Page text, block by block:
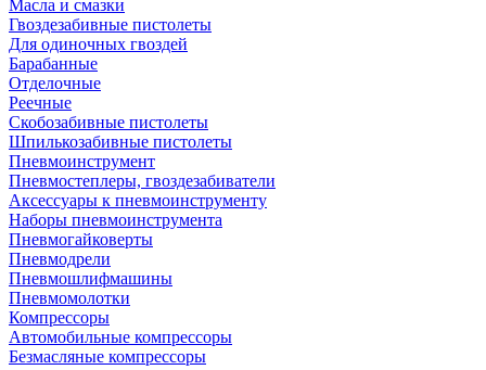
Масла и смазки
Гвоздезабивные пистолеты
Для одиночных гвоздей
Барабанные
Отделочные
Реечные
Скобозабивные пистолеты
Шпилькозабивные пистолеты
Пневмоинструмент
Пневмостеплеры, гвоздезабиватели
Аксессуары к пневмоинструменту
Наборы пневмоинструмента
Пневмогайковерты
Пневмодрели
Пневмошлифмашины
Пневмомолотки
Компрессоры
Автомобильные компрессоры
Безмасляные компрессоры